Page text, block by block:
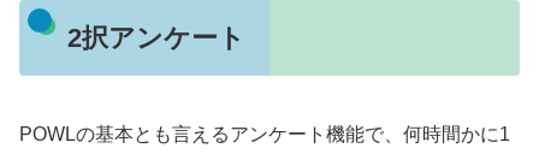
2択アンケート
POWLの基本とも言えるアンケート機能で、何時間かに1